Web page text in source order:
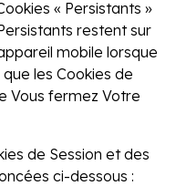
« Persistants »
restent sur
mobile lorsque
les Cookies de
Vous fermez Votre
de Session et des
ci-dessous :